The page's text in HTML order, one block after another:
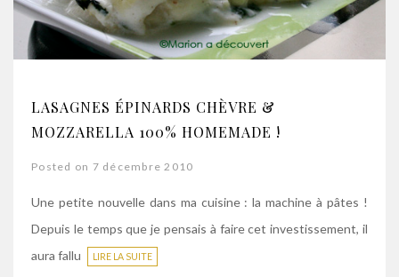
LASAGNES ÉPINARDS CHÈVRE &
MOZZARELLA 100% HOMEMADE !
Posted on 7 décembre 2010
Une petite nouvelle dans ma cuisine : la machine à pâtes !
Depuis le temps que je pensais à faire cet investissement, il
aura fallu
LIRE LA SUITE